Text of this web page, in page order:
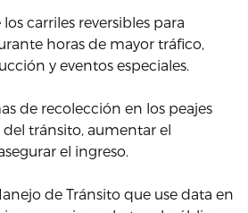
carriles reversibles para
horas de mayor tráfico,
y eventos especiales.
de recolección en los peajes
tránsito, aumentar el
el ingreso.
de Tránsito que use data en